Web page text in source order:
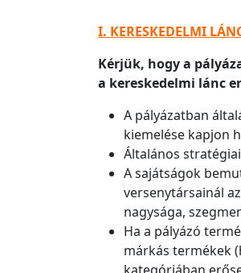
I. KERESKEDELMI
Kérjük, hogy a
a kereskedelmi lánc
A pályázatban
kiemelése kapjon
Általános
A sajátságok
versenytársainál
nagysága,
Ha a pályázó
márkás termékek